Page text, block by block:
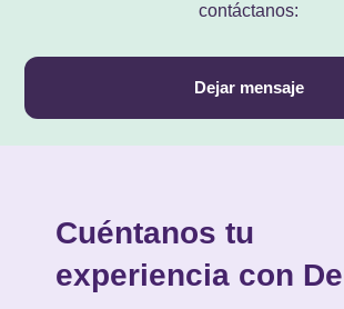
contáctanos:
Dejar mensaje
Cuéntanos tu
experiencia con